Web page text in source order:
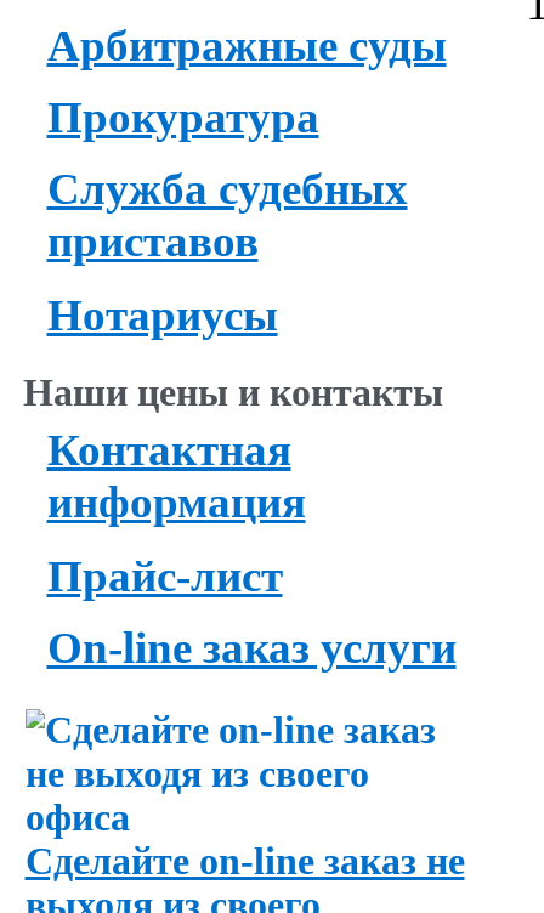
Арбитражные суды
Прокуратура
Служба судебных
приставов
Нотариусы
Наши цены и контакты
Контактная
информация
Прайс-лист
On-line заказ услуги
Сделайте on-line заказ не